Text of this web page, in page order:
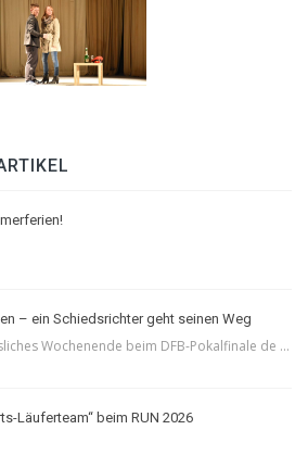
– ein Schiedsrichter geht seinen Weg
Wochenende beim DFB-Pokalfinale de ...
Läuferteam“ beim RUN 2026